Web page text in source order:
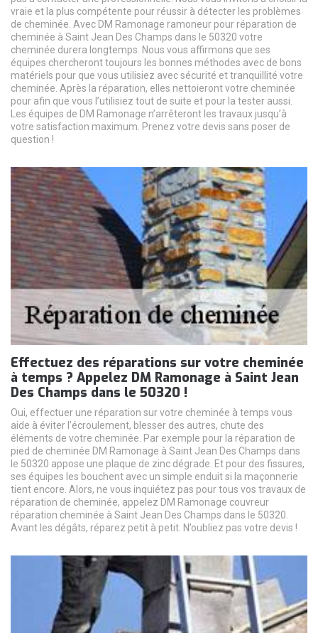
vraie et la plus compétente pour réussir à détecter les problèmes
de cheminée. Avec DM Ramonage ramoneur pour réparation de
cheminée à Saint Jean Des Champs dans le 50320 votre
cheminée durera longtemps. Nous vous affirmons que ses
équipes chercheront toujours les bonnes méthodes avec de bons
matériels pour que vous utilisiez avec sécurité et tranquillité votre
cheminée. Après la réparation, elles nettoieront votre cheminée
pour afin que vous l’utilisiez tout de suite et pour la tester aussi.
Les équipes de DM Ramonage n’arrêteront les travaux jusqu’à
votre satisfaction maximum. Prenez votre devis sans poser de
question !
Effectuez des réparations sur votre cheminée
à temps ? Appelez DM Ramonage à Saint Jean
Des Champs dans le 50320 !
Oui, effectuer une réparation sur votre cheminée à temps vous
aide à éviter l’écroulement, blesser des autres, chute des
éléments de votre cheminée. Par exemple pour la réparation de
pied de cheminée DM Ramonage à Saint Jean Des Champs dans
le 50320 appose une plaque de zinc dégrade. Et pour des fissures,
ses équipes les bouchent avec un simple enduit si la maçonnerie
tient encore. Alors, ne vous inquiétez pas pour tous vos travaux de
réparation de cheminée, appelez DM Ramonage couvreur
réparation cheminée à Saint Jean Des Champs dans le 50320.
Avant les dégâts, réparez petit à petit. N’oubliez pas votre devis !